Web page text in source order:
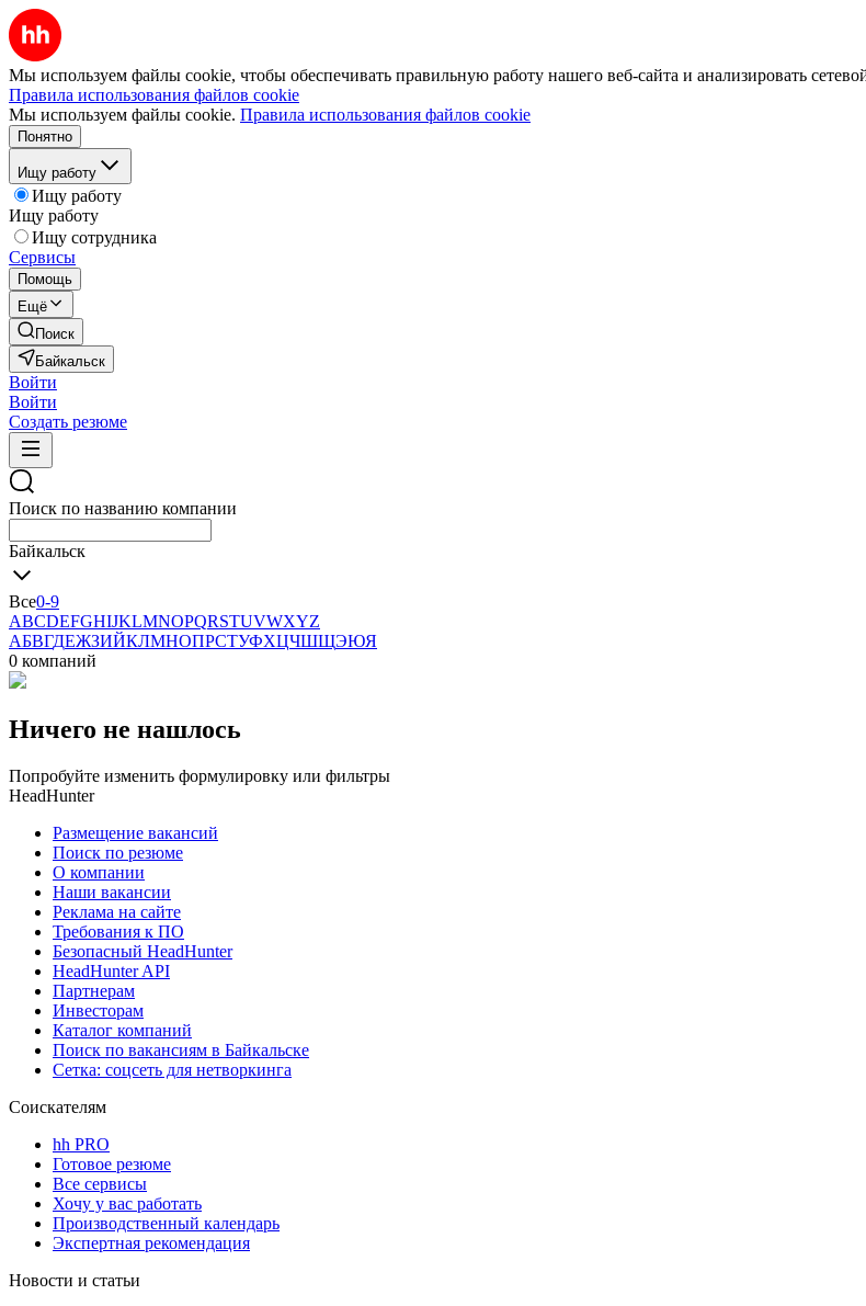
Мы используем файлы cookie, чтобы обеспечивать правильную работу нашего веб-сайта и анализировать
Правила использования файлов cookie
Мы используем файлы cookie. Правила использования файлов cookie
Понятно
Ищу работу
Ищу работу
Ищу работу
Ищу сотрудника
Сервисы
Помощь
Ещё
Поиск
Байкальск
Войти
Войти
Создать резюме
Поиск по названию компании
Байкальск
Все0-9
ABCDEFGHIJKLMNOPQRSTUVWXYZ
АБВГДЕЖЗИЙКЛМНОПРСТУФХЦЧШЩЭЮЯ
0 компаний
Ничего не нашлось
Попробуйте изменить формулировку или фильтры
HeadHunter
Размещение вакансий
Поиск по резюме
О компании
Наши вакансии
Реклама на сайте
Требования к ПО
Безопасный HeadHunter
HeadHunter API
Партнерам
Инвесторам
Каталог компаний
Поиск по вакансиям в Байкальске
Сетка: соцсеть для нетворкинга
Соискателям
hh PRO
Готовое резюме
Все сервисы
Хочу у вас работать
Производственный календарь
Экспертная рекомендация
Новости и статьи